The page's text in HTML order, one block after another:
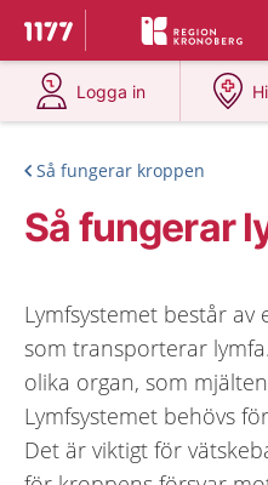
Till startsidan för 1177
Du har valt region
Logga in
på 1177.se
Så fungerar kroppen
Så fungerar
Lymfsystemet består
som transporterar
olika organ, som
Lymfsystemet behövs
Det är viktigt för